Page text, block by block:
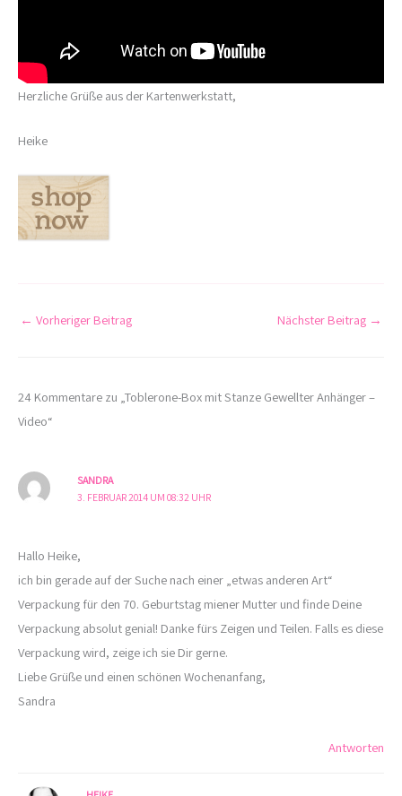
Herzliche Grüße aus der Kartenwerkstatt,
Heike
← Vorheriger Beitrag Nächster Beitrag →
24 Kommentare zu „Toblerone-Box mit Stanze Gewellter Anhänger –
Video“
SANDRA
3. FEBRUAR 2014 UM 08:32 UHR
Hallo Heike,
ich bin gerade auf der Suche nach einer „etwas anderen Art“
Verpackung für den 70. Geburtstag miener Mutter und finde Deine
Verpackung absolut genial! Danke fürs Zeigen und Teilen. Falls es diese
Verpackung wird, zeige ich sie Dir gerne.
Liebe Grüße und einen schönen Wochenanfang,
Sandra
Antworten